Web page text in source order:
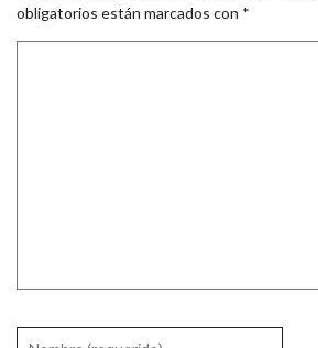
obligatorios están marcados con *